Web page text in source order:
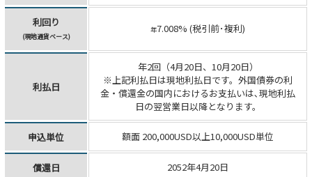
利回り
(現地通貨ベース)
年7.008% (税引前･複利)
利払日
年2回（4月20日、10月20日）
※上記利払日は現地利払日です。外国債券の利
金・償還金の国内におけるお支払いは､現地利払
日の翌営業日以降となります。
申込単位 額面 200,000USD以上10,000USD単位
償還日 2052年4月20日